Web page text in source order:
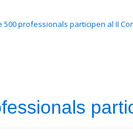
500 professionals participen al II